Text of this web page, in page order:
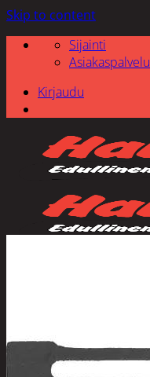
Skip to content
Sijainti
Asiakaspalvelu
Kirjaudu